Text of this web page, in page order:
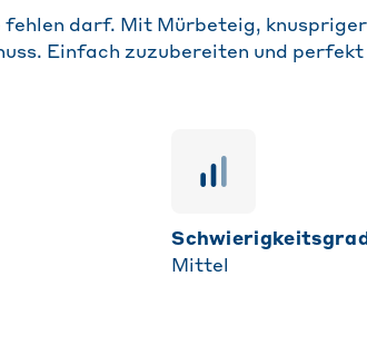
fehlen darf. Mit Mürbeteig, knuspriger
Einfach zuzubereiten und perfekt
Mittel